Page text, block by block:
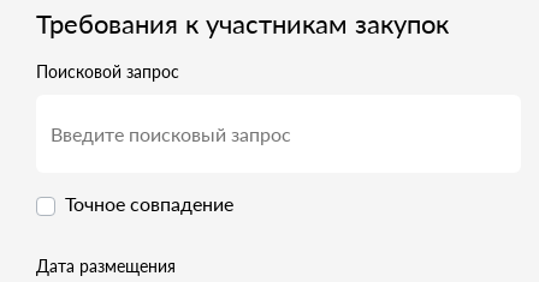
Требования к участникам закупок
Поисковой запрос
Точное совпадение
Дата размещения